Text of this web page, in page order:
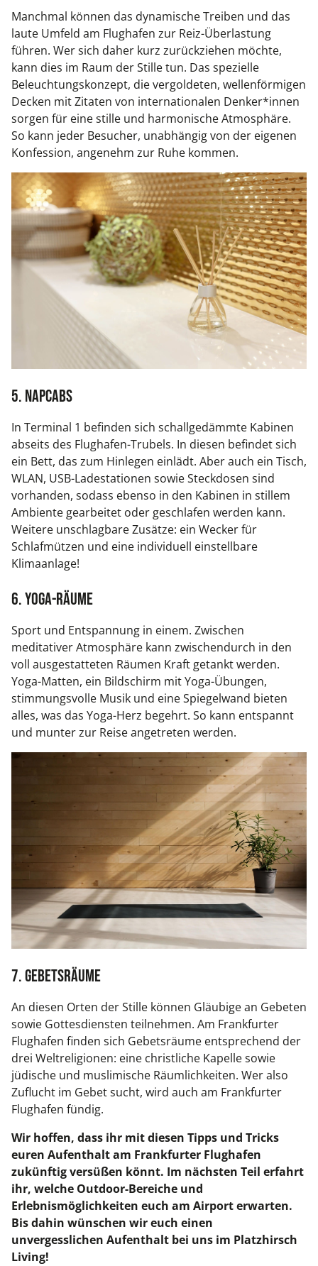
Manchmal können das dynamische Treiben und das
laute Umfeld am Flughafen zur Reiz-Überlastung
führen. Wer sich daher kurz zurückziehen möchte,
kann dies im Raum der Stille tun. Das spezielle
Beleuchtungskonzept, die vergoldeten, wellenförmigen
Decken mit Zitaten von internationalen Denker*innen
sorgen für eine stille und harmonische Atmosphäre.
So kann jeder Besucher, unabhängig von der eigenen
Konfession, angenehm zur Ruhe kommen.
5. NapCabs
In Terminal 1 befinden sich schallgedämmte Kabinen
abseits des Flughafen-Trubels. In diesen befindet sich
ein Bett, das zum Hinlegen einlädt. Aber auch ein Tisch,
WLAN, USB-Ladestationen sowie Steckdosen sind
vorhanden, sodass ebenso in den Kabinen in stillem
Ambiente gearbeitet oder geschlafen werden kann.
Weitere unschlagbare Zusätze: ein Wecker für
Schlafmützen und eine individuell einstellbare
Klimaanlage!
6. Yoga-Räume
Sport und Entspannung in einem. Zwischen
meditativer Atmosphäre kann zwischendurch in den
voll ausgestatteten Räumen Kraft getankt werden.
Yoga-Matten, ein Bildschirm mit Yoga-Übungen,
stimmungsvolle Musik und eine Spiegelwand bieten
alles, was das Yoga-Herz begehrt. So kann entspannt
und munter zur Reise angetreten werden.
7. Gebetsräume
An diesen Orten der Stille können Gläubige an Gebeten
sowie Gottesdiensten teilnehmen. Am Frankfurter
Flughafen finden sich Gebetsräume entsprechend der
drei Weltreligionen: eine christliche Kapelle sowie
jüdische und muslimische Räumlichkeiten. Wer also
Zuflucht im Gebet sucht, wird auch am Frankfurter
Flughafen fündig.
Wir hoffen, dass ihr mit diesen Tipps und Tricks
euren Aufenthalt am Frankfurter Flughafen
zukünftig versüßen könnt. Im nächsten Teil erfahrt
ihr, welche Outdoor-Bereiche und
Erlebnismöglichkeiten euch am Airport erwarten.
Bis dahin wünschen wir euch einen
unvergesslichen Aufenthalt bei uns im Platzhirsch
Living!